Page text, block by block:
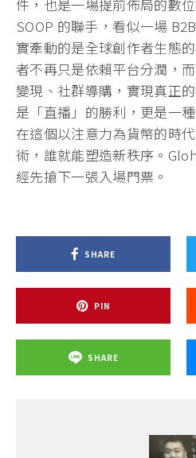
件，也是一場提前佈局的數
SOOP 的聯手，看似一場
實牽動的是全球創作者生態
者不再只是依賴平台分潤，
變現、社群導購，實現真正
是「直播」的勝利，更是一
在這個以注意力為貨幣的時
術，誰就能塑造新秩序。
經先搶下一張入場門票。
SHARE
PIN
SHARE